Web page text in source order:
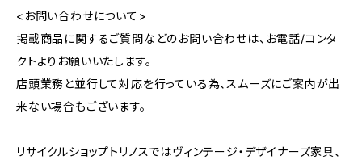
<お問い合わせについて>
掲載商品に関するご質問などのお問い合わせは、お電話/コンタ
クトよりお願いいたします。
店頭業務と並行して対応を行っている為、スムーズにご案内が出
来ない場合もございます。
リサイクルショップトリノスではヴィンテージ・デザイナーズ家具、